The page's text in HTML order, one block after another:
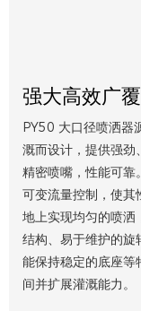
强大高效广
PY50 大口径喷洒器
溉而设计，提供强劲
精密喷嘴，性能可靠
可变流量控制，使其
地上实现均匀的喷洒
结构、易于维护的旋
能保持稳定的底座等
间并扩展灌溉能力。